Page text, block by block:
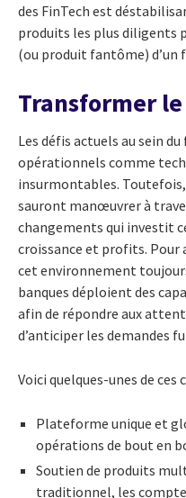
des FinTech est
produits les plus diligents
(ou produit fantôme) d’un
Transformer
Les défis actuels au sein
opérationnels comme
insurmontables.
sauront manœuvrer à
changements qui investit
croissance et profits. Pour
cet environnement
banques déploient des
afin de répondre aux
d’anticiper les demandes
Voici quelques-unes de ces
Plateforme unique et
opérations de bout en
Soutien de produits
traditionnel, les